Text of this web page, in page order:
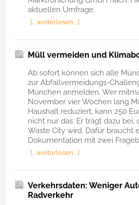
aktuellen Umfrage.
[… weiterlesen …]
Müll vermeiden und
Ab sofort können sich alle
zur Abfallvermeidungs-
München anmelden. Wer
November vier Wochen lang
Haushalt reduziert, kann 250
nicht nur das: Er trägt dazu bei,
Waste City wird. Dafür braucht
Dokumentation mit zwei
[… weiterlesen …]
Verkehrsdaten: Weniger
Radverkehr